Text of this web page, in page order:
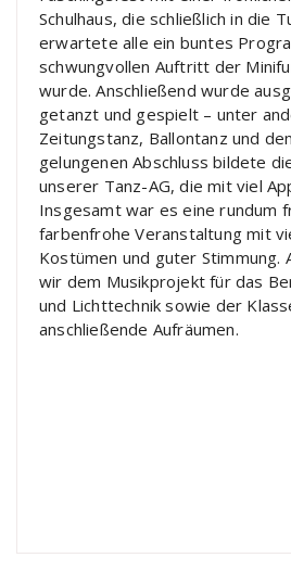
Schulhaus, die schließlich in die
erwartete alle ein buntes
schwungvollen Auftritt der
wurde. Anschließend wurde
getanzt und gespielt – unter
Zeitungstanz, Ballontanz und
gelungenen Abschluss bildete
unserer Tanz-AG, die mit viel
Insgesamt war es eine rundum
farbenfrohe Veranstaltung mit
Kostümen und guter Stimmung.
wir dem Musikprojekt für das
und Lichttechnik sowie der
anschließende Aufräumen.